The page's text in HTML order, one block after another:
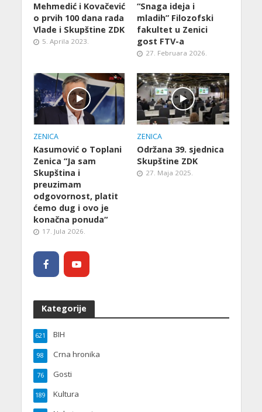
Mehmedić i Kovačević
o prvih 100 dana rada
Vlade i Skupštine ZDK
5. Aprila 2023.
“Snaga ideja i
mladih” Filozofski
fakultet u Zenici
gost FTV-a
27. Februara 2026.
ZENICA
Kasumović o Toplani
Zenica “Ja sam
Skupština i
preuzimam
odgovornost, platit
ćemo dug i ovo je
konačna ponuda“
17. Jula 2026.
ZENICA
Održana 39. sjednica
Skupštine ZDK
27. Maja 2025.
Kategorije
BIH
621
Crna hronika
98
Gosti
76
Kultura
189